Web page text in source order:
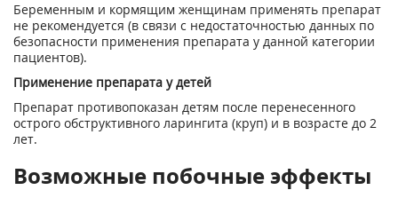
Беременным и кормящим женщинам применять препарат
не рекомендуется (в связи с недостаточностью данных по
безопасности применения препарата у данной категории
пациентов).
Применение препарата у детей
Препарат противопоказан детям после перенесенного
острого обструктивного ларингита (круп) и в возрасте до 2
лет.
Возможные побочные эффекты